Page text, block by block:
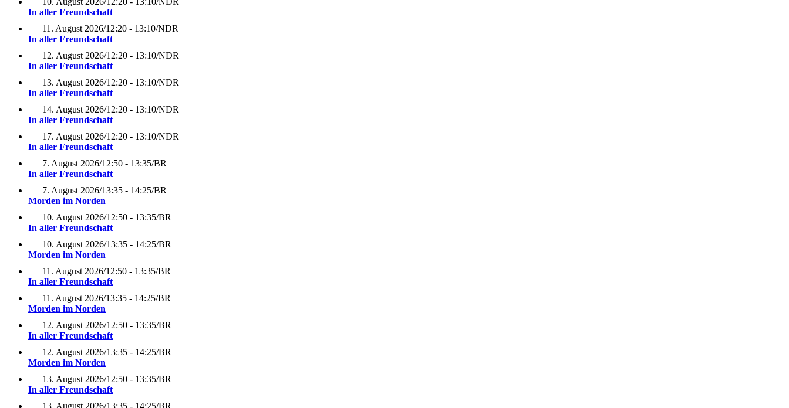
In aller Freundschaft
11. August 2026/12:20 - 13:10/NDR
In aller Freundschaft
12. August 2026/12:20 - 13:10/NDR
In aller Freundschaft
13. August 2026/12:20 - 13:10/NDR
In aller Freundschaft
14. August 2026/12:20 - 13:10/NDR
In aller Freundschaft
17. August 2026/12:20 - 13:10/NDR
In aller Freundschaft
7. August 2026/12:50 - 13:35/BR
In aller Freundschaft
7. August 2026/13:35 - 14:25/BR
Morden im Norden
10. August 2026/12:50 - 13:35/BR
In aller Freundschaft
10. August 2026/13:35 - 14:25/BR
Morden im Norden
11. August 2026/12:50 - 13:35/BR
In aller Freundschaft
11. August 2026/13:35 - 14:25/BR
Morden im Norden
12. August 2026/12:50 - 13:35/BR
In aller Freundschaft
12. August 2026/13:35 - 14:25/BR
Morden im Norden
13. August 2026/12:50 - 13:35/BR
In aller Freundschaft